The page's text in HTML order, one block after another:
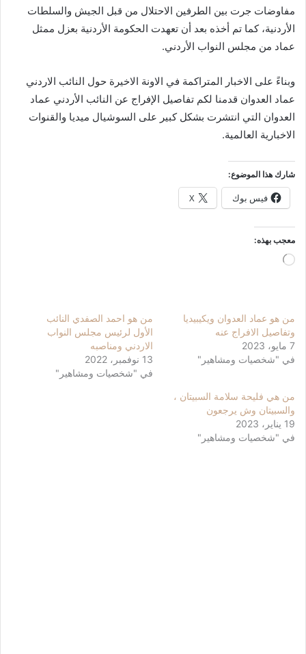
مفاوضات جرت بين الطرفين الاحتلال من قبل الجيش والسلطات
الأردنية، كما تم أخذه بعد أن تعهدت الحكومة الأردنية بعزل ممثل
عماد من مجلس النواب الأردني.
وبناءً على الاخبار المتراكمة في الاونة الاخيرة حول النائب الاردني
عماد العدوان قدمنا لكم تفاصيل الإفراج عن النائب الأردني عماد
العدوان التي انتشرت بشكل كبير على السوشيال ميديا والقنوات
الاخبارية العالمية.
شارك هذا الموضوع:
فيس بوك X
معجب بهذه:
جاري
من هو عماد العدوان ويكيبيديا
وتفاصيل الافراج عنه
7 مايو، 2023
في "شخصيات ومشاهير"
من هو احمد الصفدي النائب
الأول لرئيس مجلس النواب
الاردني ومناصبه
13 نوفمبر، 2022
في "شخصيات ومشاهير"
من هي فليحة سلامة السبيتان ،
والسبيتان وش يرجعون
19 يناير، 2023
في "شخصيات ومشاهير"